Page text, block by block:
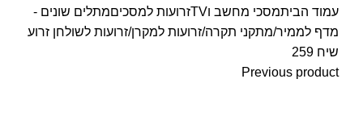
עמוד הביתמסכי מחשב וTV זרועות למסכיםמתלים שונים -
מדף לממיר/מתקני תקרה/זרועות למקרן/זרועות לשולחן זרוע
שיח 259
Previous product